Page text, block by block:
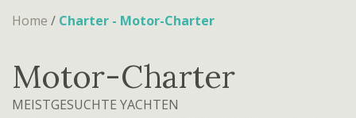
Home / Charter - Motor-Charter
Motor-Charter
MEISTGESUCHTE YACHTEN